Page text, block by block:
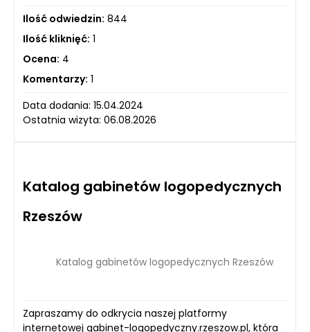
Ilość odwiedzin: 844
Ilość kliknięć: 1
Ocena: 4
Komentarzy: 1
Data dodania: 15.04.2024
Ostatnia wizyta: 06.08.2026
Katalog gabinetów logopedycznych
Rzeszów
Katalog gabinetów logopedycznych Rzeszów
Zapraszamy do odkrycia naszej platformy
internetowej gabinet-logopedyczny.rzeszow.pl, która